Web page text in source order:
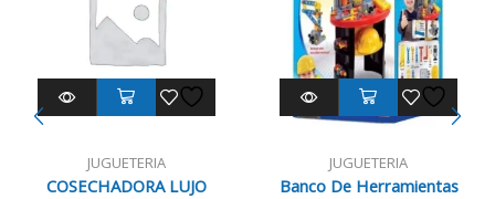
JUGUETERIA
COSECHADORA LUJO
JUGUETERIA
Banco De Herramientas